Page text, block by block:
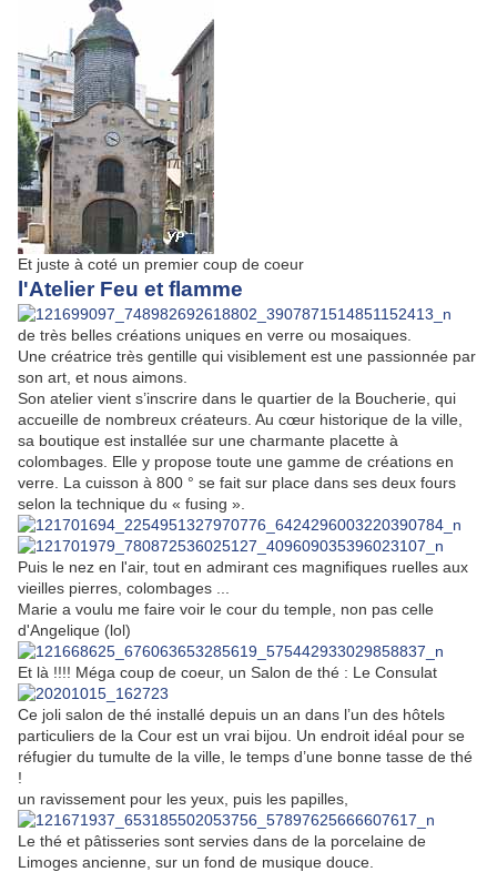
Et juste à coté un premier coup de coeur
l'Atelier Feu et flamme
de très belles créations uniques en verre ou mosaiques.
Une créatrice très gentille qui visiblement est une passionnée par
son art, et nous aimons.
Son atelier vient s’inscrire dans le quartier de la Boucherie, qui
accueille de nombreux créateurs. Au cœur historique de la ville,
sa boutique est installée sur une charmante placette à
colombages. Elle y propose toute une gamme de créations en
verre. La cuisson à 800 ° se fait sur place dans ses deux fours
selon la technique du « fusing ».
Puis le nez en l'air, tout en admirant ces magnifiques ruelles aux
vieilles pierres, colombages ...
Marie a voulu me faire voir le cour du temple, non pas celle
d'Angelique (lol)
Et là !!!! Méga coup de coeur, un Salon de thé : Le Consulat
Ce joli salon de thé installé depuis un an dans l’un des hôtels
particuliers de la Cour est un vrai bijou. Un endroit idéal pour se
réfugier du tumulte de la ville, le temps d’une bonne tasse de thé
!
un ravissement pour les yeux, puis les papilles,
Le thé et pâtisseries sont servies dans de la porcelaine de
Limoges ancienne, sur un fond de musique douce.